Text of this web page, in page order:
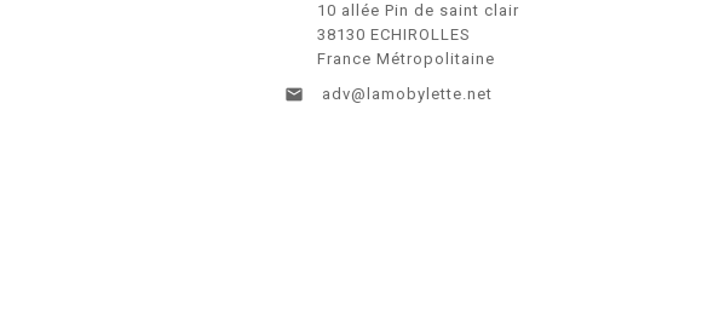
10 allée Pin de saint clair
38130 ECHIROLLES
France Métropolitaine
 adv@lamobylette.net